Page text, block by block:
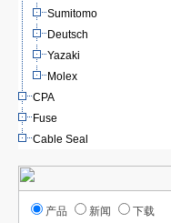
Sumitomo
Deutsch
Yazaki
Molex
CPA
Fuse
Cable Seal
产品 新闻 下载